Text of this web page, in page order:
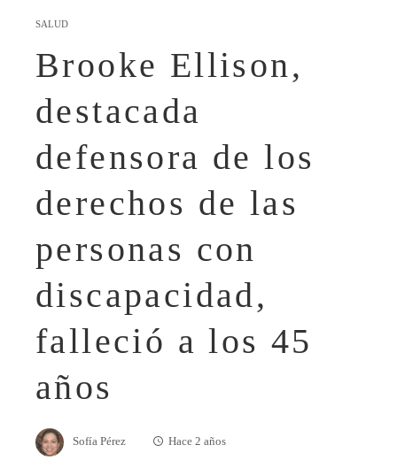
SALUD
Brooke Ellison,
destacada
defensora de los
derechos de las
personas con
discapacidad,
falleció a los 45
años
Sofía Pérez Hace 2 años